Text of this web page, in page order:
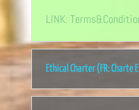
LINK:
Ethical Charter (FR: Charte